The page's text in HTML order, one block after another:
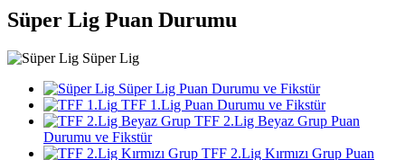
Süper Lig Puan Durumu
Süper Lig
Süper Lig Puan Durumu ve Fikstür
TFF 1.Lig Puan Durumu ve Fikstür
TFF 2.Lig Beyaz Grup Puan
Durumu ve Fikstür
TFF 2.Lig Kırmızı Grup Puan